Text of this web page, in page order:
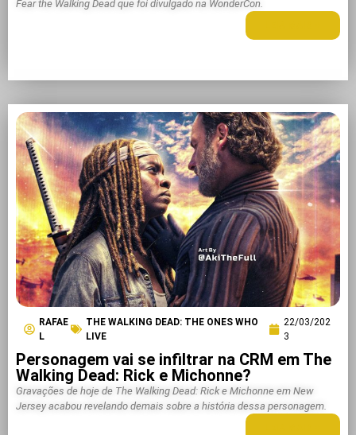
Fear the Walking Dead que foi divulgado na WonderCon.
RAFAE
L
THE WALKING DEAD: THE ONES WHO
LIVE
22/03/202
3
Personagem vai se infiltrar na CRM em The
Walking Dead: Rick e Michonne?
Gravações de hoje de The Walking Dead: Rick e Michonne em New
Jersey acabou revelando demais sobre a história dessa personagem.